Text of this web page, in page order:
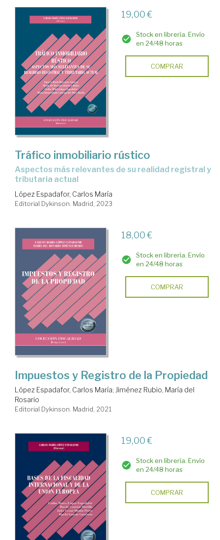
19,00 €
Stock en librería. Envío
en 24/48 horas
COMPRAR
Tráfico inmobiliario rústico
aspectos más relevantes de su realidad registral y
tributaria actual
López Espadafor, Carlos María
Editorial Dykinson. Madrid, 2023
18,00 €
Stock en librería. Envío
en 24/48 horas
COMPRAR
Impuestos y Registro de la Propiedad
López Espadafor, Carlos María; Jiménez Rubio, María del
Rosario
Editorial Dykinson. Madrid, 2021
19,00 €
Stock en librería. Envío
en 24/48 horas
COMPRAR